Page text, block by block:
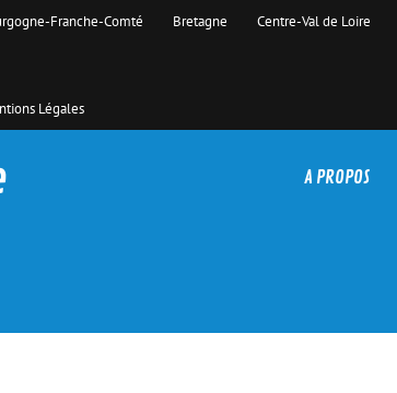
Franche-Comté Bretagne Centre-Val de Loire
Légales
A PROPOS